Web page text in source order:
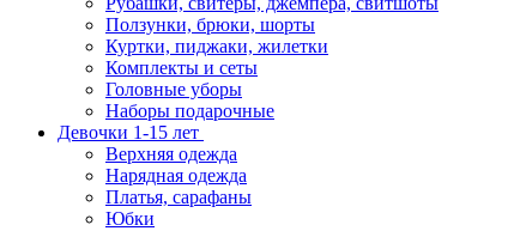
Ползунки, брюки, шорты
Куртки, пиджаки, жилетки
Комплекты и сеты
Головные уборы
Наборы подарочные
Девочки 1-15 лет
Верхняя одежда
Нарядная одежда
Платья, сарафаны
Юбки